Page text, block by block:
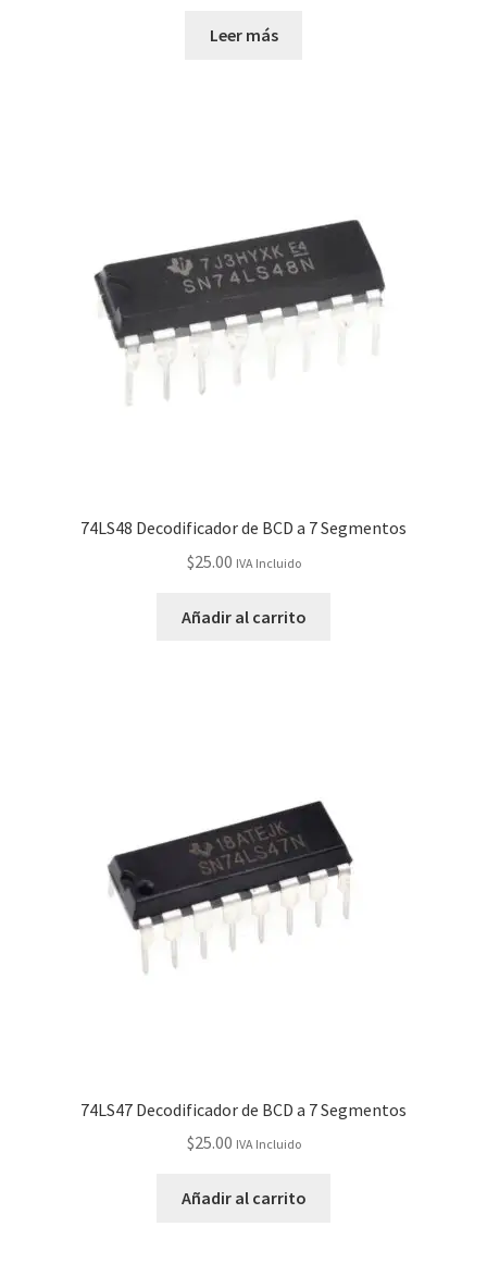
Leer más
74LS48 Decodificador de BCD a 7 Segmentos
$25.00 IVA Incluido
Añadir al carrito
74LS47 Decodificador de BCD a 7 Segmentos
$25.00 IVA Incluido
Añadir al carrito